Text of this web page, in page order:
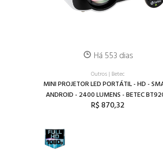
Há 553 dias
Outros | Betec
MINI PROJETOR LED PORTÁTIL - HD -
ANDROID - 2400 LUMENS - BETEC
R$ 870,32